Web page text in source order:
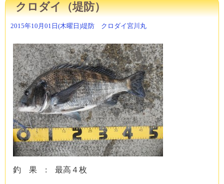
クロダイ（堤防）
2015年10月01日(木曜日)堤防 クロダイ宮川丸
釣 果 : 最高４枚